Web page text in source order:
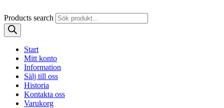
Products search
Start
Mitt konto
Information
Sälj till oss
Historia
Kontakta oss
Varukorg